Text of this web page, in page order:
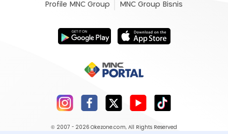
Profile MNC Group MNC Group Bisnis
© 2007 - 2026 Okezone.com, All Rights Reserved